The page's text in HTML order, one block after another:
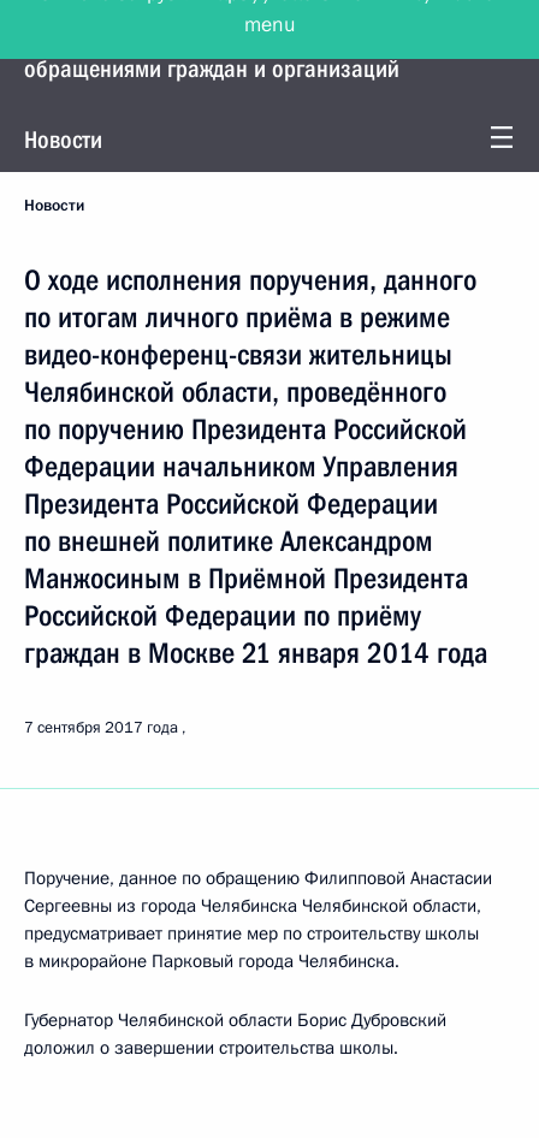
Управление Президента по работе с
обращениями граждан и организаций
Новости
Новости
О ходе исполнения поручения, данного
по итогам личного приёма в режиме
видео-конференц-связи жительницы
Челябинской области, проведённого
по поручению Президента Российской
Федерации начальником Управления
Президента Российской Федерации
по внешней политике Александром
Манжосиным в Приёмной Президента
Российской Федерации по приёму
граждан в Москве 21 января 2014 года
7 сентября 2017 года
Поручение, данное по обращению Филипповой Анастасии
Сергеевны из города Челябинска Челябинской области,
предусматривает принятие мер по строительству школы
в микрорайоне Парковый города Челябинска.
Губернатор Челябинской области Борис Дубровский
доложил о завершении строительства школы.
menu